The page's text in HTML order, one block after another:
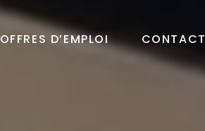
OFFRES D’EMPLOI CONTACT